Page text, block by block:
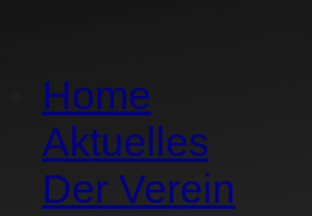
Home
Aktuelles
Der Verein